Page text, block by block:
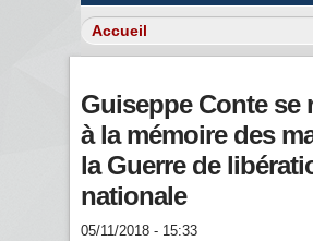
Guiseppe Conte se
à la mémoire des
la Guerre de
nationale
05/11/2018 - 15:33